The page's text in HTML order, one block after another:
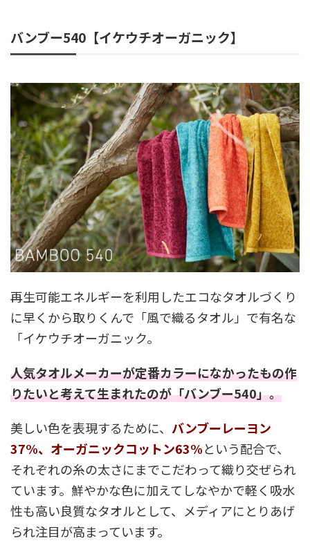
バンブー540【イケウチオーガニック】
再生可能エネルギーを利用したエコなタオルづくり
に早くから取りくんで「風で織るタオル」で有名な
「イケウチオーガニック。
人気タオルメーカーが定番カラーになかったもの作
りたいと考えて生まれたのが「バンブー540」。
美しい色を表現するために、 バンブーレーヨン
37%、オーガニックコットン63%という配合で、
それぞれの糸の太さにまでこだわって織り交ぜられ
ています。鮮やかな色に加えてしなやかで軽く吸水
性も高い良質なタオルとして、メディアにとりあげ
られ注目が高まっています。